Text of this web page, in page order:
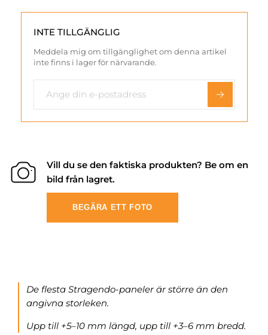
INTE TILLGÄNGLIG
Meddela mig om tillgänglighet om denna artikel
inte finns i lager för närvarande.
Vill du se den faktiska produkten? Be om en
bild från lagret.
BEGÄRA ETT FOTO
De flesta Stragendo-paneler är större än den
angivna storleken.
Upp till +5–10 mm längd, upp till +3–6 mm bredd.